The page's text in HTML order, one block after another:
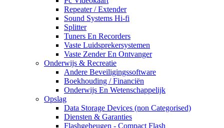
Repeater / Extender
Sound Systems Hi-fi
Splitter
Tuners En Recorders
Vaste Luidsprekersystemen
Vaste Zender En Ontvanger
Onderwijs & Recreatie
Andere Beveiligingssoftware
Boekhouding / Financiën
Onderwijs En Wetenschappelijk
Opslag
Data Storage Devices (non Categorised)
Diensten & Garanties
Flashgeheugen - Compact Flash